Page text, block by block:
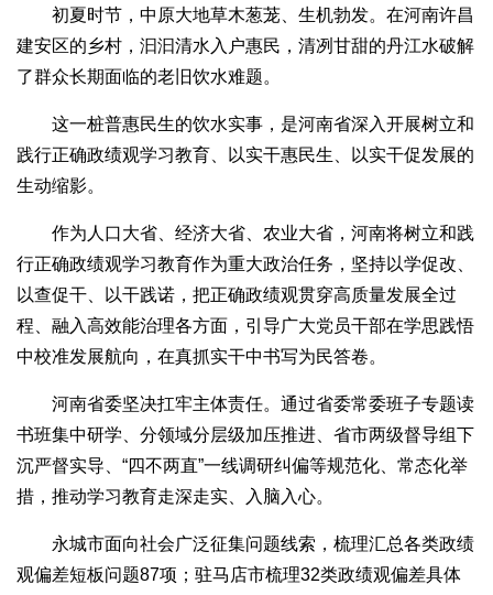
初夏时节，中原大地草木葱茏、生机勃发。在河南许昌
建安区的乡村，汩汩清水入户惠民，清冽甘甜的丹江水破解
了群众长期面临的老旧饮水难题。
这一桩普惠民生的饮水实事，是河南省深入开展树立和
践行正确政绩观学习教育、以实干惠民生、以实干促发展的
生动缩影。
作为人口大省、经济大省、农业大省，河南将树立和践
行正确政绩观学习教育作为重大政治任务，坚持以学促改、
以查促干、以干践诺，把正确政绩观贯穿高质量发展全过
程、融入高效能治理各方面，引导广大党员干部在学思践悟
中校准发展航向，在真抓实干中书写为民答卷。
河南省委坚决扛牢主体责任。通过省委常委班子专题读
书班集中研学、分领域分层级加压推进、省市两级督导组下
沉严督实导、“四不两直”一线调研纠偏等规范化、常态化举
措，推动学习教育走深走实、入脑入心。
永城市面向社会广泛征集问题线索，梳理汇总各类政绩
观偏差短板问题87项；驻马店市梳理32类政绩观偏差具体